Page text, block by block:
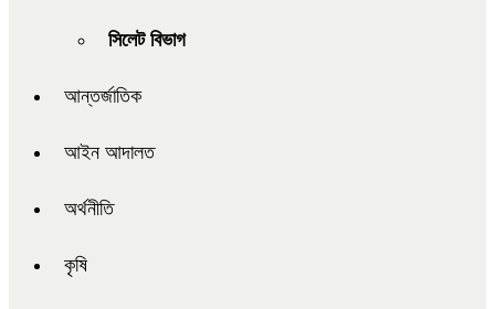
সিলেট বিভাগ
আন্তর্জাতিক
আইন আদালত
অর্থনীতি
কৃষি